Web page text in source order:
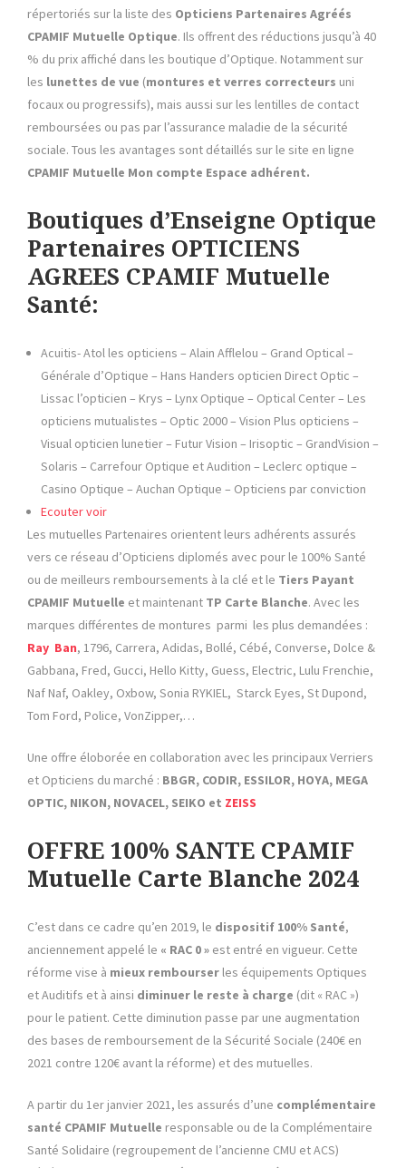
répertoriés sur la liste des Opticiens Partenaires Agréés
CPAMIF Mutuelle Optique. Ils offrent des réductions jusqu’à 40
% du prix affiché dans les boutique d’Optique. Notamment sur
les lunettes de vue (montures et verres correcteurs uni
focaux ou progressifs), mais aussi sur les lentilles de contact
remboursées ou pas par l’assurance maladie de la sécurité
sociale. Tous les avantages sont détaillés sur le site en ligne
CPAMIF Mutuelle Mon compte Espace adhérent.
Boutiques d’Enseigne Optique
Partenaires OPTICIENS
AGREES CPAMIF Mutuelle
Santé:
Acuitis- Atol les opticiens – Alain Afflelou – Grand Optical –
Générale d’Optique – Hans Handers opticien Direct Optic –
Lissac l’opticien – Krys – Lynx Optique – Optical Center – Les
opticiens mutualistes – Optic 2000 – Vision Plus opticiens –
Visual opticien lunetier – Futur Vision – Irisoptic – GrandVision –
Solaris – Carrefour Optique et Audition – Leclerc optique –
Casino Optique – Auchan Optique – Opticiens par conviction
Ecouter voir
Les mutuelles Partenaires orientent leurs adhérents assurés
vers ce réseau d’Opticiens diplomés avec pour le 100% Santé
ou de meilleurs remboursements à la clé et le Tiers Payant
CPAMIF Mutuelle et maintenant TP Carte Blanche. Avec les
marques différentes de montures parmi les plus demandées :
Ray Ban, 1796, Carrera, Adidas, Bollé, Cébé, Converse, Dolce &
Gabbana, Fred, Gucci, Hello Kitty, Guess, Electric, Lulu Frenchie,
Naf Naf, Oakley, Oxbow, Sonia RYKIEL, Starck Eyes, St Dupond,
Tom Ford, Police, VonZipper,…
Une offre éloborée en collaboration avec les principaux Verriers
et Opticiens du marché : BBGR, CODIR, ESSILOR, HOYA, MEGA
OPTIC, NIKON, NOVACEL, SEIKO et ZEISS
OFFRE 100% SANTE CPAMIF
Mutuelle Carte Blanche 2024
C’est dans ce cadre qu’en 2019, le dispositif 100% Santé,
anciennement appelé le « RAC 0 » est entré en vigueur. Cette
réforme vise à mieux rembourser les équipements Optiques
et Auditifs et à ainsi diminuer le reste à charge (dit « RAC »)
pour le patient. Cette diminution passe par une augmentation
des bases de remboursement de la Sécurité Sociale (240€ en
2021 contre 120€ avant la réforme) et des mutuelles.
A partir du 1er janvier 2021, les assurés d’une complémentaire
santé CPAMIF Mutuelle responsable ou de la Complémentaire
Santé Solidaire (regroupement de l’ancienne CMU et ACS)